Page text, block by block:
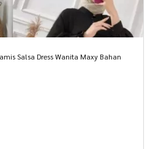
Salsa Dress Wanita Maxy Bahan